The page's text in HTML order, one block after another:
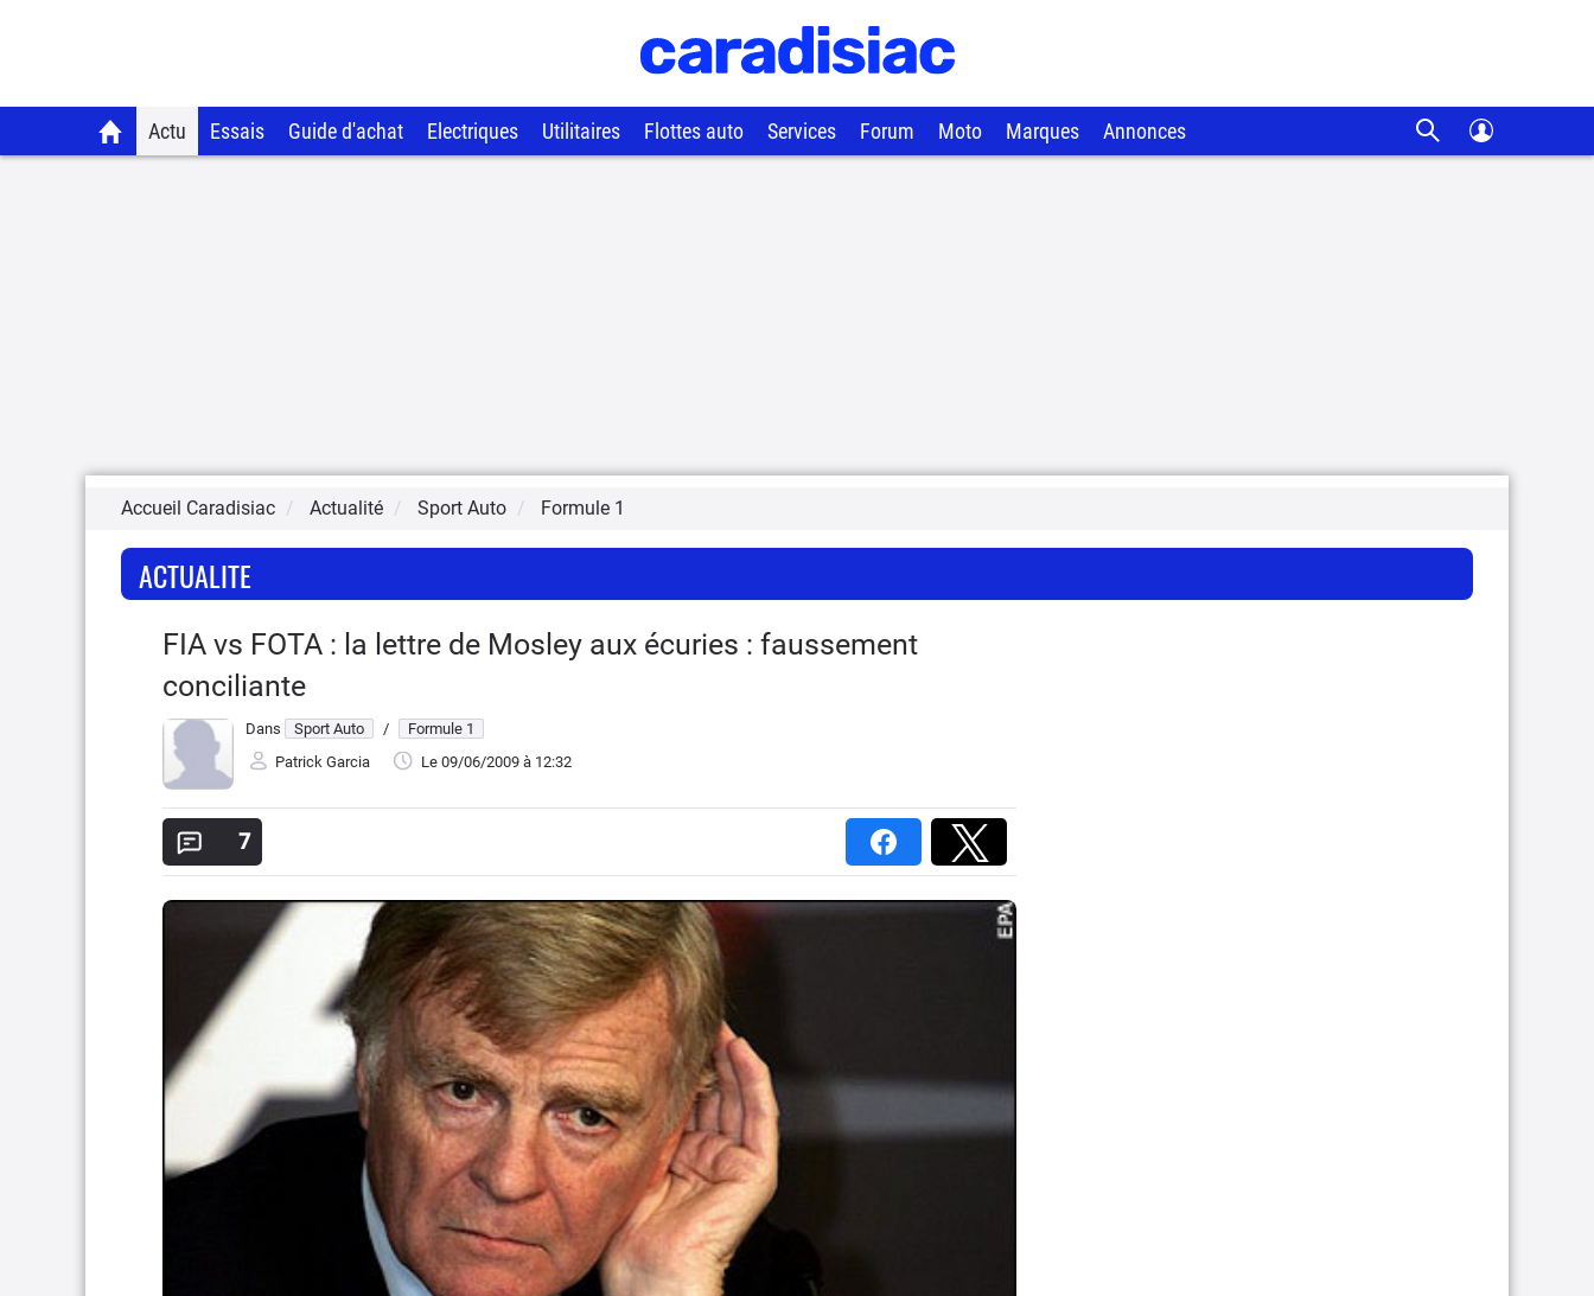
Actu Essais Guide d'achat Electriques Utilitaires Flottes auto Services Forum Moto Marques Annonces
Accueil Caradisiac Actualité Sport Auto Formule 1
ACTUALITE
FIA vs FOTA : la lettre de Mosley aux écuries : faussement
conciliante
Dans Sport Auto /
Formule 1
Patrick Garcia
Le 09/06/2009 à 12:32
7